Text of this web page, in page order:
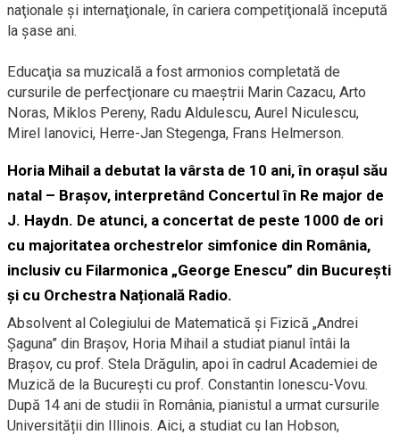
naţionale şi internaţionale, în cariera competiţională începută
la şase ani.
Educaţia sa muzicală a fost armonios completată de
cursurile de perfecţionare cu maeştrii Marin Cazacu, Arto
Noras, Miklos Pereny, Radu Aldulescu, Aurel Niculescu,
Mirel Ianovici, Herre-Jan Stegenga, Frans Helmerson.
Horia Mihail a debutat la vârsta de 10 ani, în orașul său
natal – Brașov, interpretând Concertul în Re major de
J. Haydn. De atunci, a concertat de peste 1000 de ori
cu majoritatea orchestrelor simfonice din România,
inclusiv cu Filarmonica „George Enescu” din București
și cu Orchestra Națională Radio.
Absolvent al Colegiului de Matematică și Fizică „Andrei
Șaguna” din Brașov, Horia Mihail a studiat pianul întâi la
Brașov, cu prof. Stela Drăgulin, apoi în cadrul Academiei de
Muzică de la București cu prof. Constantin Ionescu-Vovu.
După 14 ani de studii în România, pianistul a urmat cursurile
Universității din Illinois. Aici, a studiat cu Ian Hobson,